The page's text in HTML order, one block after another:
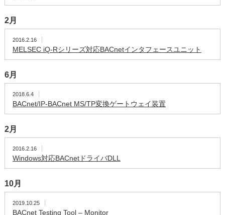
2月
2016.2.16
MELSEC iQ-Rシリーズ対応BACnetインタフェースユニット
6月
2018.6.4
BACnet/IP-BACnet MS/TP変換ゲートウェイ装置
2月
2016.2.16
Windows対応BACnetドライバDLL
10月
2019.10.25
BACnet Testing Tool – Monitor